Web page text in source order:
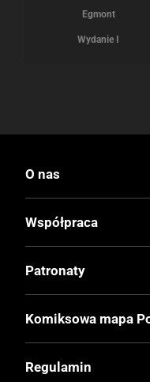
Egmont
Wydanie I
O nas
Współpraca
Patronaty
Komiksowa mapa
Regulamin